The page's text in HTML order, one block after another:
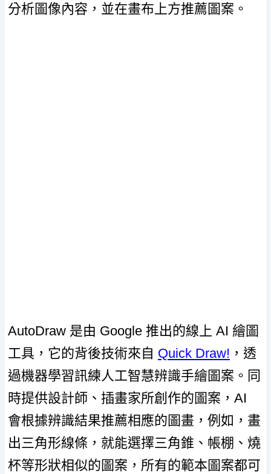
分析圖像內容，並在畫布上方推薦圖案。
AutoDraw 是由 Google 推出的線上 AI 繪圖
工具，它的背後技術來自 Quick Draw! ，透
過機器學習訊練人工智慧辨識手繪圖案。同
時提供設計師、插畫家所創作的圖案，AI
會根據辨識結果推薦相應的圖畫，例如，畫
出三角形線條，就能選擇三角錐、帳棚、燒
杯等形狀相似的圖案，所有的範本圖案都可